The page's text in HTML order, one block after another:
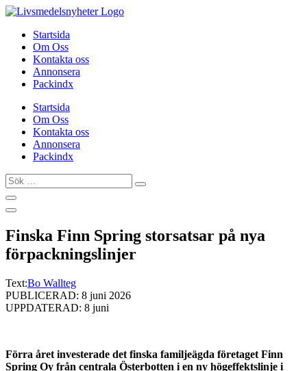
Hoppa
innehållStartsida
Om Oss
Kontakta oss
Annonsera
Packindx
Startsida
Om Oss
Kontakta oss
Annonsera
Packindx
Sök
…
Finska Finn Spring storsatsar på nya
förpackningslinjer
Text:Bo Wallteg
PUBLICERAD: 8 juni 2026
UPPDATERAD: 8 juni
Förra året investerade det finska familjeägda företaget Finn
Spring Oy från centrala Österbotten i en ny högeffektslinje i